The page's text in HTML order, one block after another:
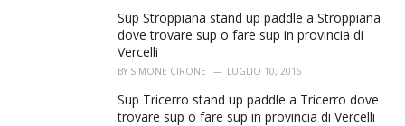
Sup Stroppiana stand up paddle a Stroppiana
dove trovare sup o fare sup in provincia di
Vercelli
BY SIMONE CIRONE LUGLIO 10, 2016
Sup Tricerro stand up paddle a Tricerro dove
trovare sup o fare sup in provincia di Vercelli